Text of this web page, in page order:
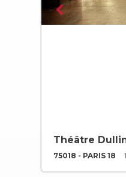
Théâtre
75018 - PARIS 18